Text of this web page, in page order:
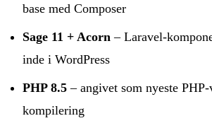
base med Composer
Sage 11 + Acorn – Laravel-
inde i WordPress
PHP 8.5 – angivet som nyeste
kompilering